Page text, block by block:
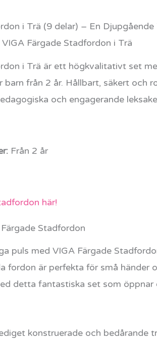
i Trä (9 delar) – En
Färgade Stadfordon i Trä
i Trä är ett högkvalitativt set
barn från 2 år. Hållbart, säkert och
och engagerande
Från 2 år
här!
Stadfordon
puls med VIGA Färgade
fordon är perfekta för små
detta fantastiska set som
konstruerade och